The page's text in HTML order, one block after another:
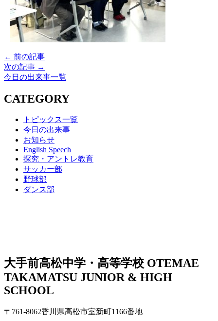
← 前の記事
次の記事 →
今日の出来事一覧
CATEGORY
トピックス一覧
今日の出来事
お知らせ
English Speech
探究・アントレ教育
サッカー部
野球部
ダンス部
大手前高松中学・高等学校 OTEMAE
TAKAMATSU JUNIOR & HIGH
SCHOOL
〒761-8062香川県高松市室新町1166番地